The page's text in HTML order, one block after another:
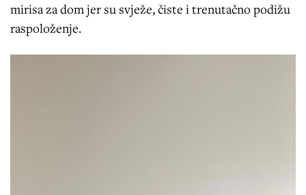
mirisa za dom jer su svježe, čiste i trenutačno podižu
raspoloženje.